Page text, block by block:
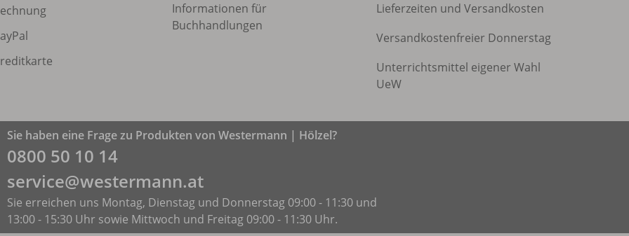
Informationen für
Buchhandlungen
Lieferzeiten und Versandkosten
Versandkostenfreier Donnerstag
Unterrichtsmittel eigener Wahl
UeW
Sie haben eine Frage zu Produkten von Westermann | Hölzel?
0800 50 10 14
service@westermann.at
Sie erreichen uns Montag, Dienstag und Donnerstag 09:00 - 11:30 und
13:00 - 15:30 Uhr sowie Mittwoch und Freitag 09:00 - 11:30 Uhr.